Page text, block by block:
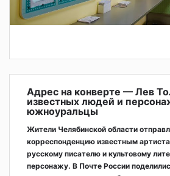
Адрес на конверте — Лев
известных людей и
южноуральцы
Жители Челябинской области
корреспонденцию известным
русскому писателю и культовому
персонажу. В Почте России